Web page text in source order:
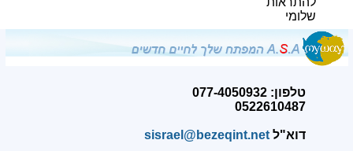
שלומי
טלפון: 077-4050932
0522610487
דוא"לsisrael@bezeqint.net